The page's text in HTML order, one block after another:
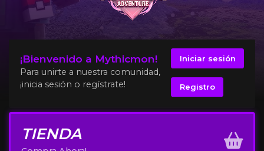
¡Bienvenido a Mythicmon!
Para unirte a nuestra comunidad,
¡inicia sesión o regístrate!
Iniciar sesión
Registro
TIENDA